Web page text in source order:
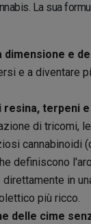
La sua
dimensione e
e a diventare
resina, terpeni
di tricomi,
cannabinoidi
definiscono
in
più ricco.
delle cime